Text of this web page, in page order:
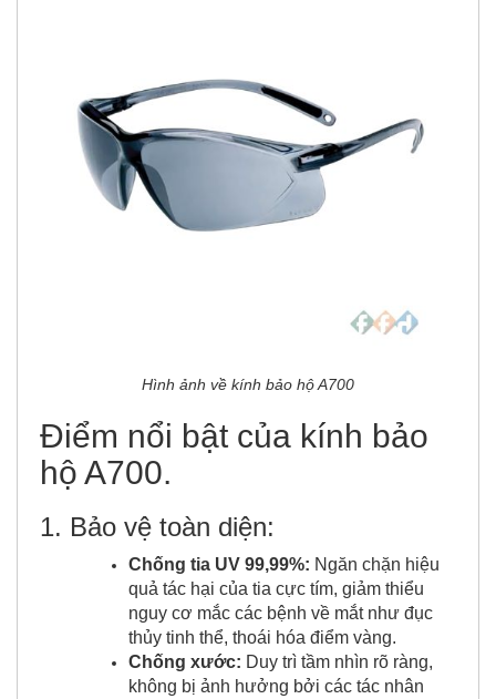
Hình ảnh về kính bảo hộ A700
Điểm nổi bật của kính bảo
hộ A700.
1. Bảo vệ toàn diện:
Chống tia UV 99,99%: Ngăn chặn hiệu
quả tác hại của tia cực tím, giảm thiểu
nguy cơ mắc các bệnh về mắt như đục
thủy tinh thể, thoái hóa điểm vàng.
Chống xước: Duy trì tầm nhìn rõ ràng,
không bị ảnh hưởng bởi các tác nhân